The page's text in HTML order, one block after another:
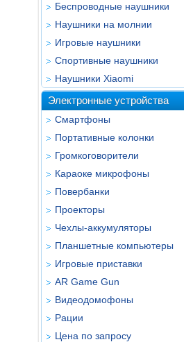
Беспроводные наушники
Наушники на молнии
Игровые наушники
Спортивные наушники
Наушники Xiaomi
Электронные устройства
Смартфоны
Портативные колонки
Громкоговорители
Караоке микрофоны
Повербанки
Проекторы
Чехлы-аккумуляторы
Планшетные компьютеры
Игровые приставки
AR Game Gun
Видеодомофоны
Рации
Цена по запросу